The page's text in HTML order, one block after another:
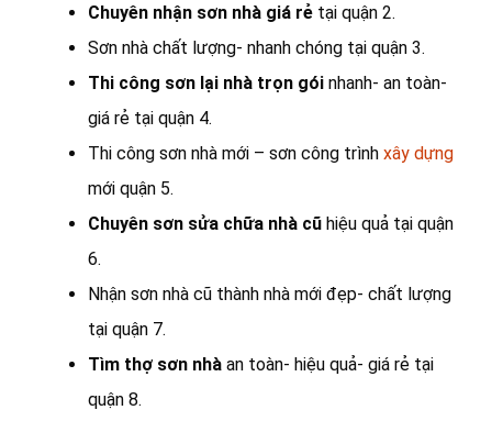
Chuyên nhận sơn nhà giá rẻ tại quận 2.
Sơn nhà chất lượng- nhanh chóng tại quận 3.
Thi công sơn lại nhà trọn gói nhanh- an toàn-
giá rẻ tại quận 4.
Thi công sơn nhà mới – sơn công trình xây dựng
mới quận 5.
Chuyên sơn sửa chữa nhà cũ hiệu quả tại quận
6.
Nhận sơn nhà cũ thành nhà mới đẹp- chất lượng
tại quận 7.
Tìm thợ sơn nhà an toàn- hiệu quả- giá rẻ tại
quận 8.